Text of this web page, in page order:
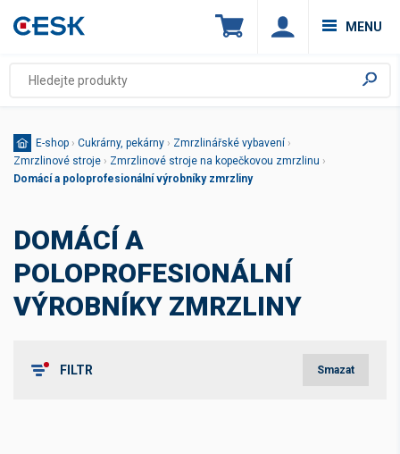
MENU
E-shop › Cukrárny, pekárny › Zmrzlinářské vybavení ›
Zmrzlinové stroje › Zmrzlinové stroje na kopečkovou zmrzlinu ›
Domácí a poloprofesionální výrobníky zmrzliny
DOMÁCÍ A
POLOPROFESIONÁLNÍ
VÝROBNÍKY ZMRZLINY
FILTR Smazat